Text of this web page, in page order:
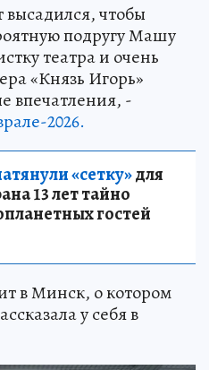
чтобы
подругу Машу
театра и очень
«Князь Игорь»
впечатления, -
2026.
«сетку»для
13 лет тайно
гостей
в Минск, о котором
у себя в